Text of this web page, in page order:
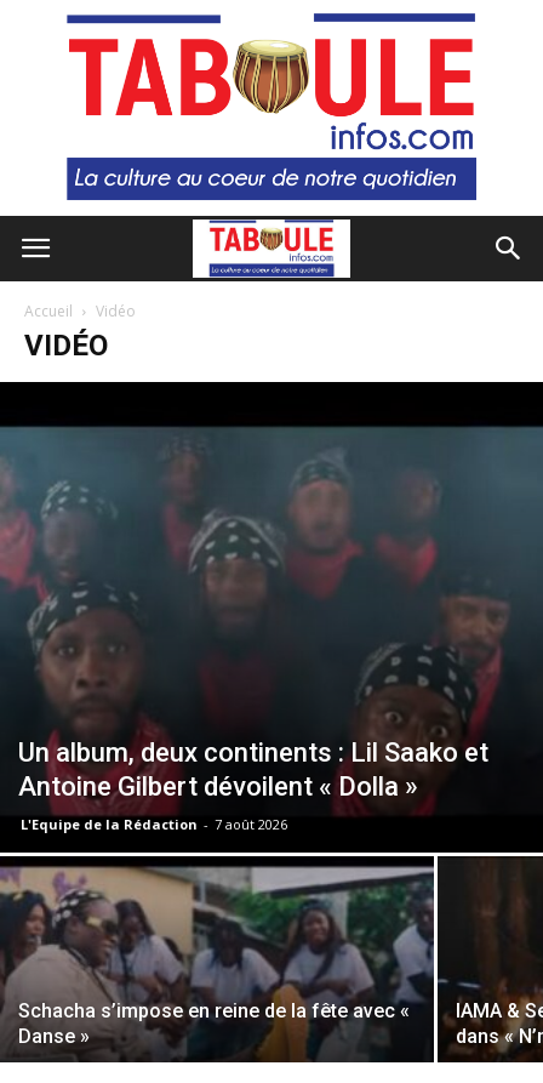
Accueil Vidéo
VIDÉO
Un album, deux continents : Lil Saako et
Antoine Gilbert dévoilent « Dolla »
L'Equipe de la Rédaction - 7 août 2026
Schacha s’impose en reine de la fête avec «
Danse »
IAMA &
dans «